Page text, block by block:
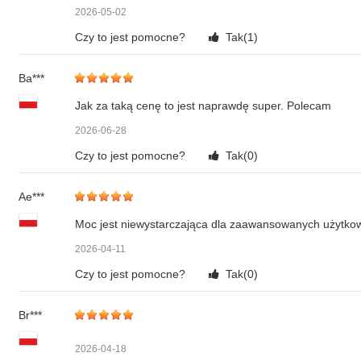
2026-05-02
Czy to jest pomocne? Tak(1)
Ba***
Jak za taką cenę to jest naprawdę super. Polecam
2026-06-28
Czy to jest pomocne? Tak(0)
Ae***
Moc jest niewystarczająca dla zaawansowanych
2026-04-11
Czy to jest pomocne? Tak(0)
Br***
2026-04-18